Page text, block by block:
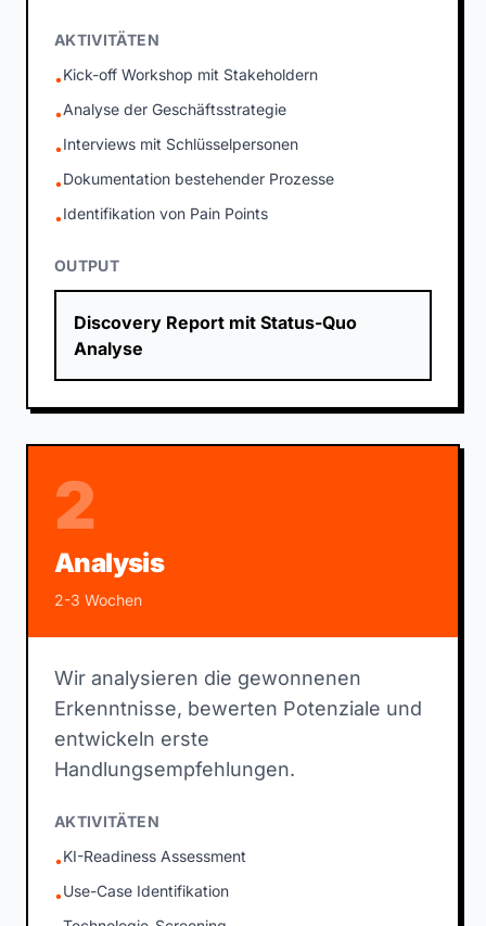
AKTIVITÄTEN
•Kick-off Workshop mit Stakeholdern
•Analyse der Geschäftsstrategie
•Interviews mit Schlüsselpersonen
•Dokumentation bestehender Prozesse
•Identifikation von Pain Points
OUTPUT
Discovery Report mit Status-Quo
Analyse
2
Analysis
2-3 Wochen
Wir analysieren die gewonnenen
Erkenntnisse, bewerten Potenziale und
entwickeln erste
Handlungsempfehlungen.
AKTIVITÄTEN
•KI-Readiness Assessment
•Use-Case Identifikation